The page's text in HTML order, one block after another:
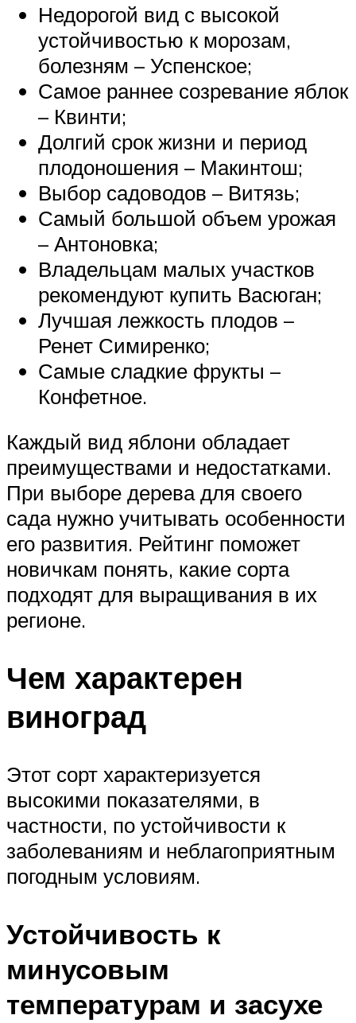
Недорогой вид с высокой
устойчивостью к морозам,
болезням – Успенское;
Самое раннее созревание яблок
– Квинти;
Долгий срок жизни и период
плодоношения – Макинтош;
Выбор садоводов – Витязь;
Самый большой объем урожая
– Антоновка;
Владельцам малых участков
рекомендуют купить Васюган;
Лучшая лежкость плодов –
Ренет Симиренко;
Самые сладкие фрукты –
Конфетное.
Каждый вид яблони обладает
преимуществами и недостатками.
При выборе дерева для своего
сада нужно учитывать особенности
его развития. Рейтинг поможет
новичкам понять, какие сорта
подходят для выращивания в их
регионе.
Чем характерен
виноград
Этот сорт характеризуется
высокими показателями, в
частности, по устойчивости к
заболеваниям и неблагоприятным
погодным условиям.
Устойчивость к
минусовым
температурам и засухе